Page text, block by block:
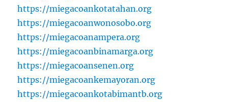
https://miegacoankotatahan.org
https://miegacoanwonosobo.org
https://miegacoanampera.org
https://miegacoanbinamarga.org
https://miegacoansenen.org
https://miegacoankemayoran.org
https://miegacoankotabimantb.org